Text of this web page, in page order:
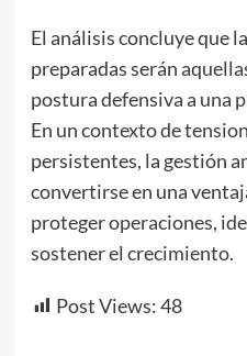
El análisis concluye que
preparadas serán
postura defensiva a una
En un contexto de
persistentes, la gestión
convertirse en una
proteger operaciones,
sostener el crecimiento.
Post Views:48